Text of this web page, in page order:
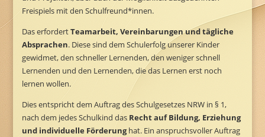
Freispiels mit den Schulfreund*innen.
Das erfordertTeamarbeit, Vereinbarungen und tägliche
Absprachen. Diese sind dem Schulerfolg unserer Kinder
gewidmet, den schneller Lernenden, den weniger schnell
Lernenden und den Lernenden, die das Lernen erst noch
lernen wollen.
Dies entspricht dem Auftrag des Schulgesetzes NRW in § 1,
nach dem jedes Schulkind das Recht auf Bildung, Erziehung
und individuelle Förderunghat. Ein anspruchsvoller Auftrag